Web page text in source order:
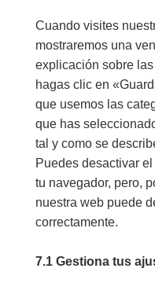
Cuando visites
mostraremos una
explicación sobre
hagas clic en
que usemos las
que has
tal y como se
Puedes desactivar
tu navegador, pero,
nuestra web puede
correctamente.
7.1 Gestiona tus